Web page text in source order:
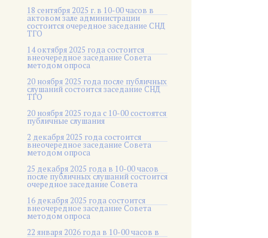
18 сентября 2025 г. в 10-00 часов в
актовом зале администрации
состоится очередное заседание СНД
ТГО
14 октября 2025 года состоится
внеочередное заседание Совета
методом опроса
20 ноября 2025 года после публичных
слушаний состоится заседание СНД
ТГО
20 ноября 2025 года c 10-00 состоятся
публичные слушания
2 декабря 2025 года состоится
внеочередное заседание Совета
методом опроса
25 декабря 2025 года в 10-00 часов
после публичных слушаний состоится
очередное заседание Совета
16 декабря 2025 года состоится
внеочередное заседание Совета
методом опроса
22 января 2026 года в 10-00 часов в